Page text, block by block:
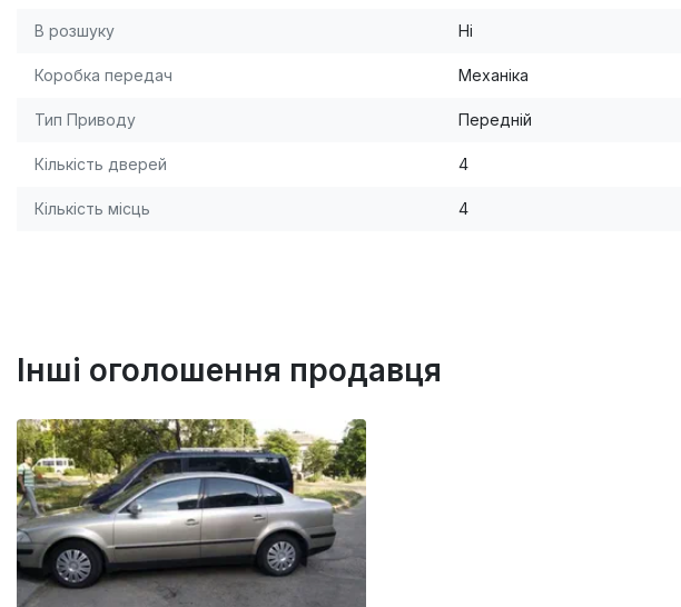
В розшуку Ні
Коробка передач Механіка
Тип Приводу Передній
Кількість дверей 4
Кількість місць 4
Інші оголошення продавця